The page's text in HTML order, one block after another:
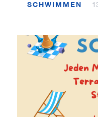
SCHWIMMEN